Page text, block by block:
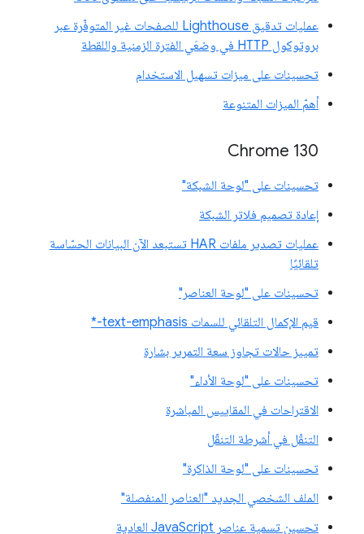
عمليات تدقيق Lighthouse للصفحات غير المتوفّرة عبر
بروتوكول HTTP في وضعَي الفترة الزمنية واللقطة
تحسينات على ميزات تسهيل الاستخدام
أهمّ الميزات المتنوعة
Chrome 130
تحسينات على "لوحة الشبكة"
إعادة تصميم فلاتر الشبكة
عمليات تصدير ملفات HAR تستبعد الآن البيانات الحسّاسة
تلقائيًا
تحسينات على "لوحة العناصر"
قيم الإكمال التلقائي للسمات text-emphasis-*
تمييز حالات تجاوز سعة التمرير بشارة
تحسينات على "لوحة الأداء"
الاقتراحات في المقاييس المباشرة
التنقّل في أشرطة التنقّل
تحسينات على "لوحة الذاكرة"
الملف الشخصي الجديد "العناصر المنفصلة"
تحسين تسمية عناصر JavaScript العادية